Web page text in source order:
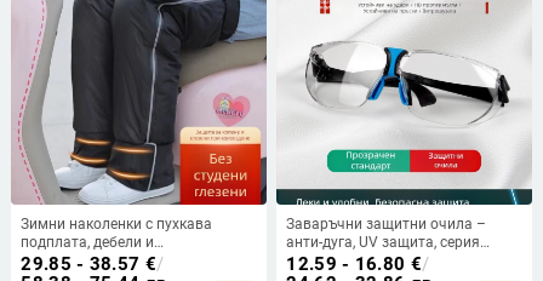
Зимни наколенки с пухкава
подплата, дебели и
ветроустойчиви защити за крака
29.85 - 38.57 €/
Заваръчни защитни очила –
анти-дуга, UV защита, серия
очила
12.59 - 16.80 €/